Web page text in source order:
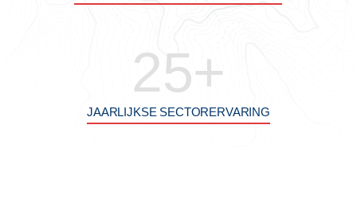
25+
JAARLIJKSE SECTORERVARING